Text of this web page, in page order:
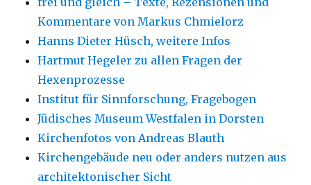
Kommentare von Markus Chmielorz
Hanns Dieter Hüsch, weitere Infos
Hartmut Hegeler zu allen Fragen der
Hexenprozesse
Institut für Sinnforschung, Fragebogen
Jüdisches Museum Westfalen in Dorsten
Kirchenfotos von Andreas Blauth
Kirchengebäude neu oder anders nutzen aus
architektonischer Sicht